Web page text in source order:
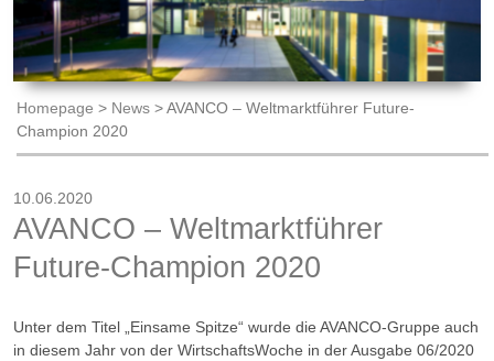
Homepage > News >AVANCO – Weltmarktführer Future-
Champion 2020
10.06.2020
AVANCO – Weltmarktführer
Future-Champion 2020
Unter dem Titel „Einsame Spitze“ wurde die AVANCO-Gruppe auch
in diesem Jahr von der WirtschaftsWoche in der Ausgabe 06/2020